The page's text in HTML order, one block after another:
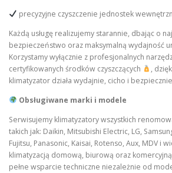
precyzyjne czyszczenie jednostek
Każdą usługę realizujemy starannie, dbając o
bezpieczeństwo oraz maksymalną wydajność
Korzystamy wyłącznie z profesjonalnych
certyfikowanych środków czyszczących
,
klimatyzator działa wydajnie, cicho i
Obsługiwane marki i modele
Serwisujemy klimatyzatory wszystkich
takich jak: Daikin, Mitsubishi Electric, LG,
Fujitsu, Panasonic, Kaisai, Rotenso, Aux, MDV i
klimatyzacją domową, biurową oraz komercyjną
pełne wsparcie techniczne niezależnie od